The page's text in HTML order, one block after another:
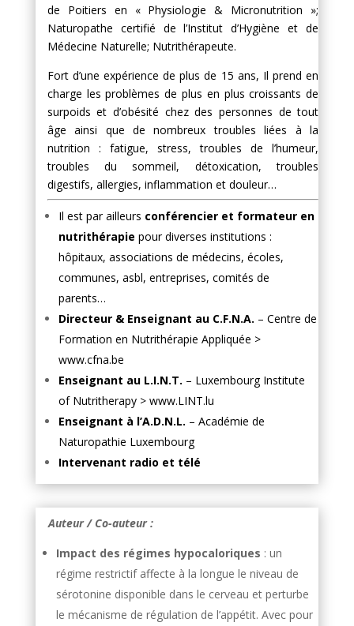
de Poitiers en « Physiologie & Micronutrition »;
Naturopathe certifié de l’Institut d’Hygiène et de
Médecine Naturelle; Nutrithérapeute.
Fort d’une expérience de plus de 15 ans, Il prend en
charge les problèmes de plus en plus croissants de
surpoids et d’obésité chez des personnes de tout
âge ainsi que de nombreux troubles liées à la
nutrition : fatigue, stress, troubles de l’humeur,
troubles du sommeil, détoxication, troubles
digestifs, allergies, inflammation et douleur…
Il est par ailleurs conférencier et formateur en
nutrithérapie pour diverses institutions :
hôpitaux, associations de médecins, écoles,
communes, asbl, entreprises, comités de
parents…
Directeur & Enseignant au C.F.N.A. – Centre de
Formation en Nutrithérapie Appliquée >
www.cfna.be
Enseignant au L.I.N.T. – Luxembourg Institute
of Nutritherapy > www.LINT.lu
Enseignant à l’A.D.N.L. – Académie de
Naturopathie Luxembourg
Intervenant radio et télé
Auteur / Co-auteur :
Impact des régimes hypocaloriques : un
régime restrictif affecte à la longue le niveau de
sérotonine disponible dans le cerveau et perturbe
le mécanisme de régulation de l’appétit. Avec pour